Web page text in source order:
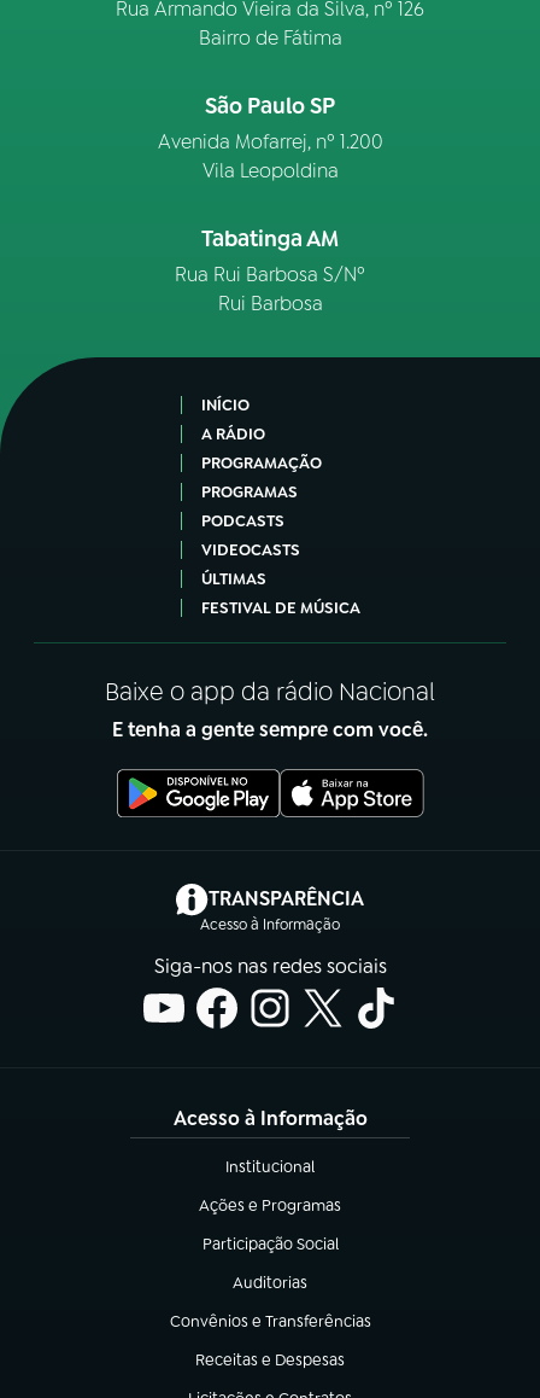
Rua Armando Vieira da Silva, nº 126
Bairro de Fátima
São Paulo SP
Avenida Mofarrej, nº 1.200
Vila Leopoldina
Tabatinga AM
Rua Rui Barbosa S/Nº
Rui Barbosa
INÍCIO
A RÁDIO
PROGRAMAÇÃO
PROGRAMAS
PODCASTS
VIDEOCASTS
ÚLTIMAS
FESTIVAL DE MÚSICA
Baixe o app da rádio Nacional
E tenha a gente sempre com você.
TRANSPARÊNCIA
Acesso à Informação
(abre em nova aba)
Siga-nos nas redes sociais
Acesso à Informação
Institucional
(abre em nova aba)
Ações e Programas
(abre em nova aba)
Participação Social
(abre em nova aba)
Auditorias
(abre em nova aba)
Convênios e Transferências
(abre em nova aba)
Receitas e Despesas
(abre em nova aba)